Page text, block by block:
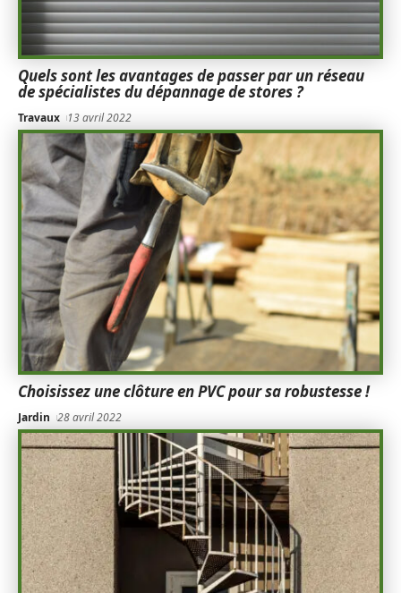
Quels sont les avantages de passer par un réseau
de spécialistes du dépannage de stores ?
Travaux 13 avril 2022
Choisissez une clôture en PVC pour sa robustesse !
Jardin 28 avril 2022